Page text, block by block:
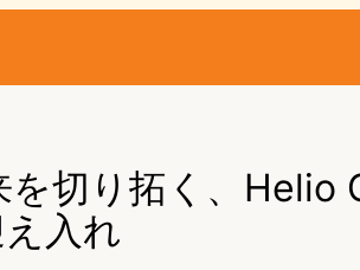
を切り拓く、Helio
入れ